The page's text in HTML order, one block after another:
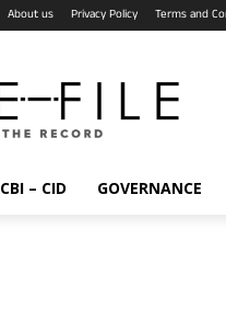
About us Privacy Policy Terms and
CBI – CID GOVERNANCE